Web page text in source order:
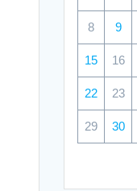
8 9
15 16
22 23
29 30